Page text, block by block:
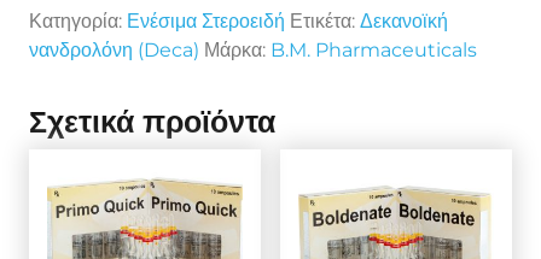
Κατηγορία: Ενέσιμα Στεροειδή Ετικέτα: Δεκανοϊκή
νανδρολόνη (Deca) Μάρκα: B.M. Pharmaceuticals
Σχετικά προϊόντα